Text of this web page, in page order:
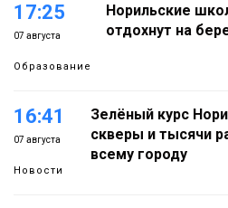
17:25
07 августа
Образование
Норильские
отдохнут на
16:41
07 августа
Новости
Зелёный курс
скверы и тысячи
всему городу